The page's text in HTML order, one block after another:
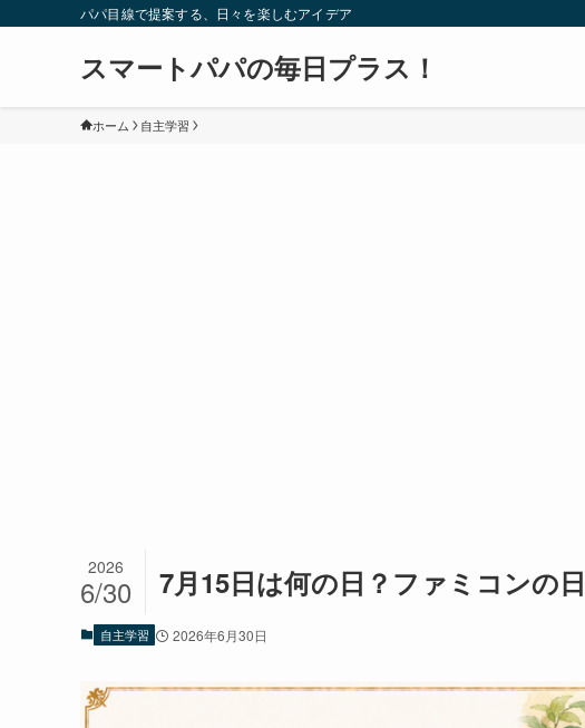
パパ目線で提案する、日々を楽しむアイデア
スマートパパの毎日プラス！
ホーム 自主学習
7月15日は何の日？ファミコンの
2026
6/30
自主学習 2026年6月30日